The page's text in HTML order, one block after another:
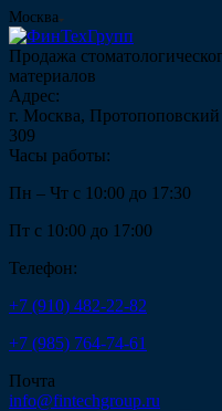
Москва
Продажа
материалов
Адрес:
г. Москва,
309
Часы работы:
Пн – Чт с 10:00 до 17:30
Пт с 10:00 до 17:00
Телефон:
+7 (910) 482-22-82
+7 (985) 764-74-61
Почта
info@fintechgroup.ru